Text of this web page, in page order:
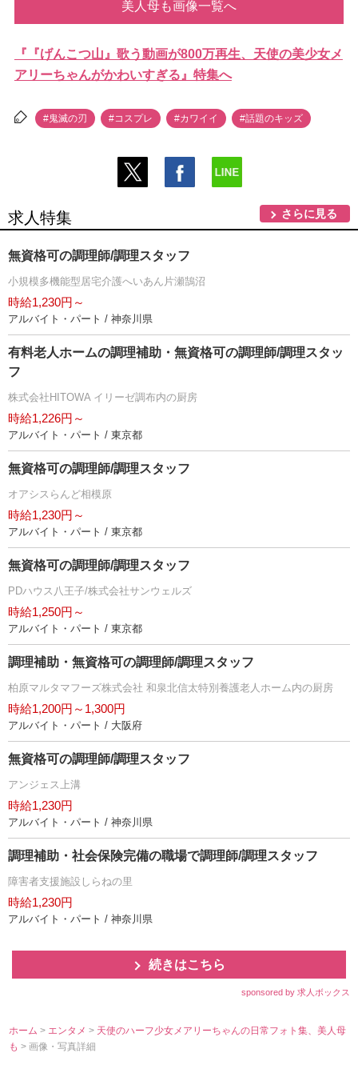
美人母も画像一覧へ
『『げんこつ山』歌う動画が800万再生、天使の美少女メ
アリーちゃんがかわいすぎる』特集へ
#鬼滅の刃 #コスプレ #カワイイ #話題のキッズ
求人特集 さらに見る
無資格可の調理師/調理スタッフ
小規模多機能型居宅介護へいあん片瀬鵠沼
時給1,230円～
アルバイト・パート / 神奈川県
有料老人ホームの調理補助・無資格可の調理師/調理スタッ
フ
株式会社HITOWA イリーゼ調布内の厨房
時給1,226円～
アルバイト・パート / 東京都
無資格可の調理師/調理スタッフ
オアシスらんど相模原
時給1,230円～
アルバイト・パート / 東京都
無資格可の調理師/調理スタッフ
PDハウス八王子/株式会社サンウェルズ
時給1,250円～
アルバイト・パート / 東京都
調理補助・無資格可の調理師/調理スタッフ
柏原マルタマフーズ株式会社 和泉北信太特別養護老人ホーム内の厨房
時給1,200円～1,300円
アルバイト・パート / 大阪府
無資格可の調理師/調理スタッフ
アンジェス上溝
時給1,230円
アルバイト・パート / 神奈川県
調理補助・社会保険完備の職場で調理師/調理スタッフ
障害者支援施設しらねの里
時給1,230円
アルバイト・パート / 神奈川県
続きはこちら
sponsored by 求人ボックス
ホーム > エンタメ> 天使のハーフ少女メアリーちゃんの日常フォト集、美人母
も> 画像・写真詳細